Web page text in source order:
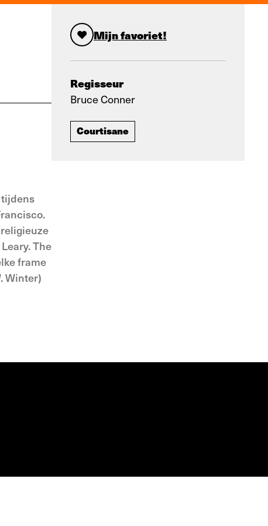
Mijn favoriet!
Regisseur
Bruce Conner
Courtisane
The
frame
Winter)